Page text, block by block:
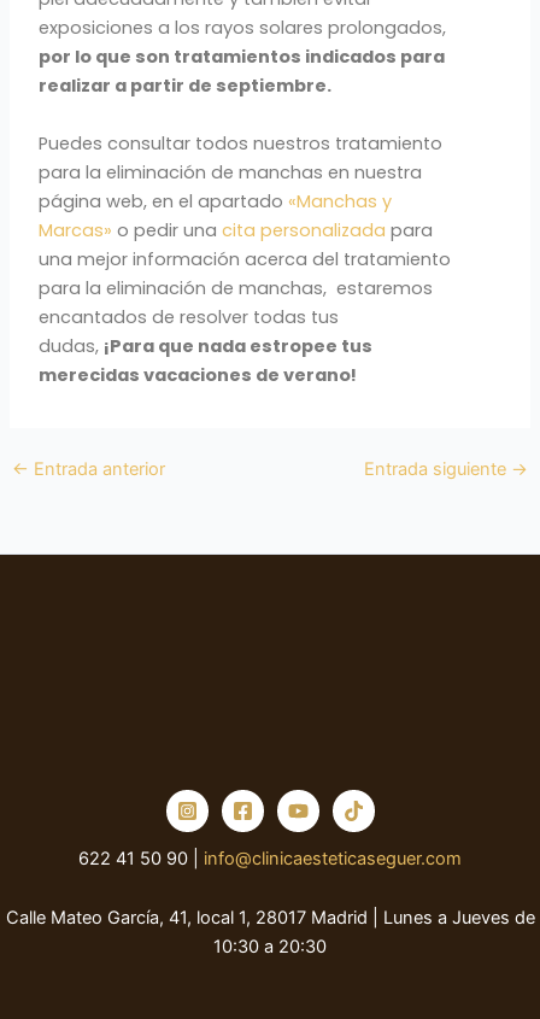
exposiciones a los rayos solares prolongados,
por lo que son tratamientos indicados para
realizar a partir de septiembre.
Puedes consultar todos nuestros tratamiento
para la eliminación de manchas en nuestra
página web, en el apartado«Manchas y
Marcas» o pedir unacita personalizada para
una mejor información acerca del tratamiento
para la eliminación de manchas, estaremos
encantados de resolver todas tus
dudas, ¡Para que nada estropee tus
merecidas vacaciones de verano!
← Entrada anterior Entrada siguiente →
622 41 50 90 | info@clinicaesteticaseguer.com
Calle Mateo García, 41, local 1, 28017 Madrid | Lunes a Jueves de
10:30 a 20:30